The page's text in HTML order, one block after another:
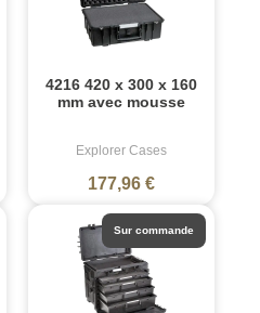
4216 420 x 300 x 160
mm avec mousse
Explorer Cases
177,96 €
Sur commande